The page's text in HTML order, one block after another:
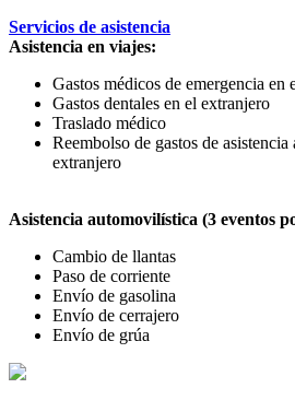
Servicios de asistencia
Asistencia en viajes:
Gastos médicos de emergencia en
Gastos dentales en el extranjero
Traslado médico
Reembolso de gastos de
extranjero
Asistencia automovilística (3 eventos
Cambio de llantas
Paso de corriente
Envío de gasolina
Envío de cerrajero
Envío de grúa